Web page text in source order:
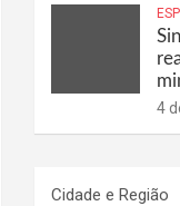
4
Cidade e Região